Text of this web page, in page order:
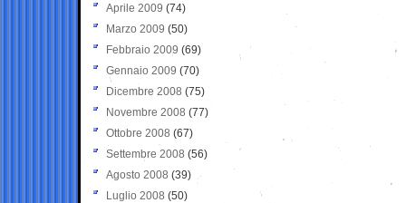
Aprile 2009 (74)
Marzo 2009 (50)
Febbraio 2009 (69)
Gennaio 2009 (70)
Dicembre 2008 (75)
Novembre 2008 (77)
Ottobre 2008 (67)
Settembre 2008 (56)
Agosto 2008 (39)
Luglio 2008 (50)